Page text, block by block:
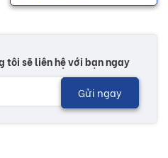
tôi sẽ liên hệ với bạn ngay
Gửi ngay